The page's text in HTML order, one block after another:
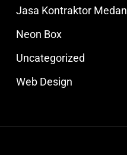
Jasa Kontraktor Medan
Neon Box
Uncategorized
Web Design